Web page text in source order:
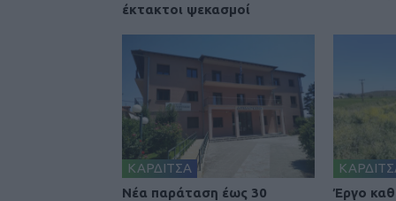
έκτακτοι ψεκασμοί
ΚΑΡΔΙΤΣΑ
Νέα παράταση έως 30
Έργο